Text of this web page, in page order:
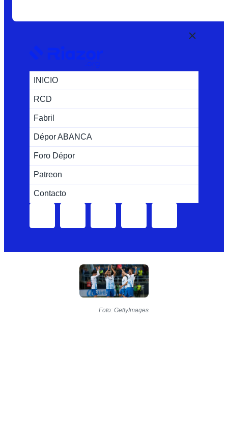
INICIO
RCD
Fabril
Dépor ABANCA
Foro Dépor
Patreon
Contacto
Foto: GettyImages